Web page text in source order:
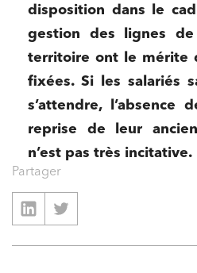
disposition dans le
gestion des lignes
territoire ont le mérite
fixées. Si les salariés
s’attendre, l’absence
reprise de leur
n’est pas très incitative.
Partager